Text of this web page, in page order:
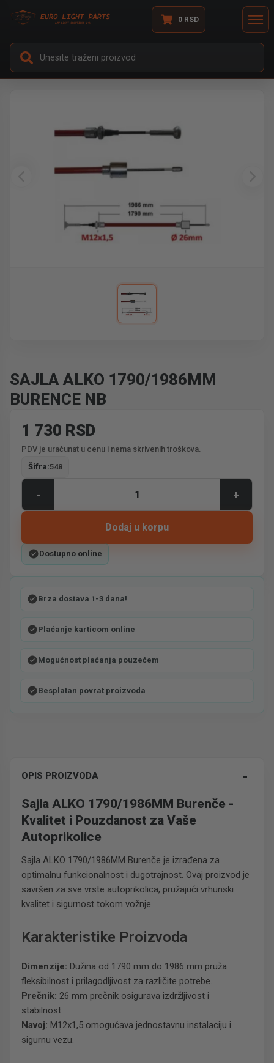
0 RSD
SAJLA ALKO 1790/1986MM
BURENCE NB
1 730 RSD
PDV je uračunat u cenu i nema skrivenih troškova.
Šifra:548
- +
Dodaj u korpu
Dostupno online
Brza dostava 1-3 dana!
Plaćanje karticom online
Mogućnost plaćanja pouzećem
Besplatan povrat proizvoda
OPIS PROIZVODA
Sajla ALKO 1790/1986MM Burenče -
Kvalitet i Pouzdanost za Vaše
Autoprikolice
Sajla ALKO 1790/1986MM Burenče je izrađena za
optimalnu funkcionalnost i dugotrajnost. Ovaj proizvod je
savršen za sve vrste autoprikolica, pružajući vrhunski
kvalitet i sigurnost tokom vožnje.
Karakteristike Proizvoda
Dimenzije: Dužina od 1790 mm do 1986 mm pruža
fleksibilnost i prilagodljivost za različite potrebe.
Prečnik: 26 mm prečnik osigurava izdržljivost i
stabilnost.
Navoj: M12x1,5 omogućava jednostavnu instalaciju i
sigurnu vezu.
-